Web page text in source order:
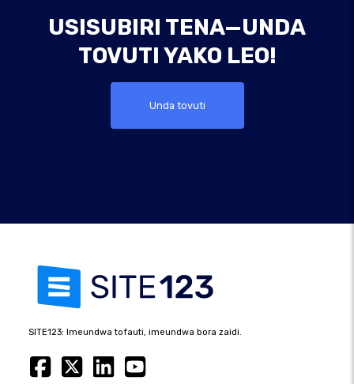
USISUBIRI TENA—UNDA
TOVUTI YAKO LEO!
Unda tovuti
SITE123: Imeundwa tofauti, imeundwa bora zaidi.